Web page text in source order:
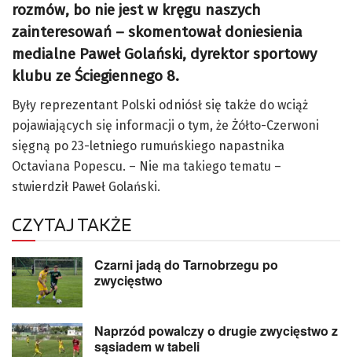
rozmów, bo nie jest w kręgu naszych
zainteresowań – skomentował doniesienia
medialne Paweł Golański, dyrektor sportowy
klubu ze Ściegiennego 8.
Były reprezentant Polski odniósł się także do wciąż
pojawiających się informacji o tym, że Żółto-Czerwoni
sięgną po 23-letniego rumuńskiego napastnika
Octaviana Popescu. – Nie ma takiego tematu –
stwierdził Paweł Golański.
CZYTAJ TAKŻE
Czarni jadą do Tarnobrzegu po
zwycięstwo
Naprzód powalczy o drugie zwycięstwo z
sąsiadem w tabeli